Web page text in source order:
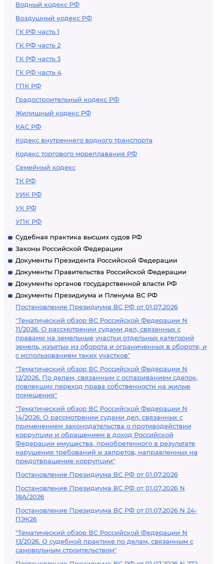
Водный кодекс РФ
Воздушный кодекс РФ
ГК РФ часть 1
ГК РФ часть 2
ГК РФ часть 3
ГК РФ часть 4
ГПК РФ
Градостроительный кодекс РФ
Жилищный кодекс РФ
КАС РФ
Кодекс внутреннего водного транспорта
Кодекс торгового мореплавания РФ
Семейный кодекс
ТК РФ
УИК РФ
УК РФ
УПК РФ
Судебная практика высших судов РФ
Законы Российской Федерации
Документы Президента Российской Федерации
Документы Правительства Российской Федерации
Документы органов государственной власти РФ
Документы Президиума и Пленума ВС РФ
Постановление Президиума ВС РФ от 01.07.2026
"Тематический обзор ВС Российской Федерации N
11/2026. О рассмотрении судами дел, связанных с
правами на земельные участки отдельных категорий
земель, изъятых из оборота и ограниченных в обороте, и
с использованием таких участков"
"Тематический обзор ВС Российской Федерации N
12/2026. По делам, связанным с оспариванием сделок,
повлекших переход права собственности на жилые
помещения"
"Тематический обзор ВС Российской Федерации N
14/2026. О рассмотрении судами дел, связанных с
применением законодательства о противодействии
коррупции и обращением в доход Российской
Федерации имущества, приобретенного в результате
нарушения требований и запретов, направленных на
предотвращение коррупции"
Постановление Президиума ВС РФ от 01.07.2026
Постановление Президиума ВС РФ от 01.07.2026 N
18А/2026
Постановление Президиума ВС РФ от 01.07.2026 N 24-
ПЭК26
"Тематический обзор ВС Российской Федерации N
13/2026. О судебной практике по делам, связанным с
самовольным строительством"